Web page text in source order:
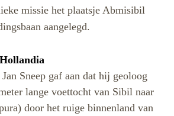
missie het plaatsje Abmisibil
aangelegd.
Sneep gaf aan dat hij geoloog
lange voettocht van Sibil naar
door het ruige binnenland van